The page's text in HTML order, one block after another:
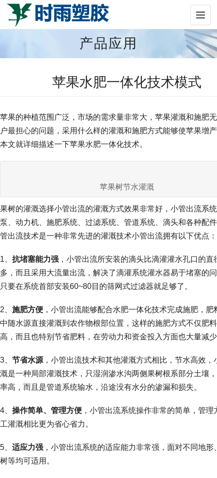
产品应用
苹果水肥一体化技术模式
苹果的种植范围广泛，市场的需求量非常大，苹果灌溉和施肥
户最担心的问题，采用什么样的灌溉和施肥方式能够使苹果增
本文就详细描述一下苹果水肥一体化技术。
苹果树节水灌溉
果树的灌溉选择小管出流的灌溉方式效果非常好，小管出流系
泵、动力机、施肥系统、过滤系统、管道系统、滴头和各种配
管出流技术是一种非常先进的灌溉技术小管出流拥有以下优点：
1、 抗堵塞能力强 ，小管出流所安装的滴头比滴灌灌水孔口的直
多，而且采用大流量出流，解决了滴灌系统灌水器易于堵塞的
只要在系统首部安装60~80目的筛网式过滤器就足够了。
2、 施肥方便 ，小管出流能够配合水肥一体化技术完成施肥，肥
中随水源直接灌溉到农作物根部位置，这样的施肥方式不仅肥
高，而且也特别节省肥料，在劳动力和资金投入方面也大量减
3、 节省水源 ，小管出流技术和其他灌溉方式相比，节水高效，
溉是一种局部灌溉技术，只湿润渗水沟两侧果树根系部分土壤
率高，而且是管道系统输水，沿途没有水分的渗漏和损失。
4、 操作简单、管理方便 ，小管出流系统操作非常的简单，管理
工灌溉相比更为省心省力。
5、 适应力强 ，小管出流系统的适应能力非常强，面对不同地形
树等均可适用。